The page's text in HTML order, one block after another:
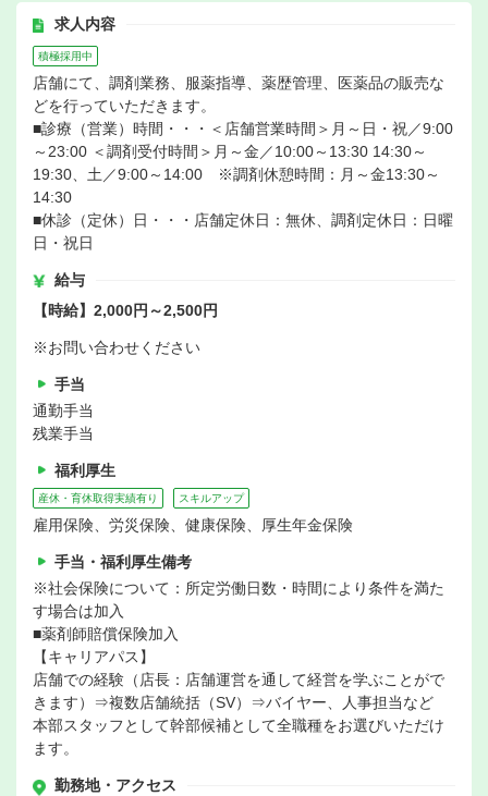
求人内容
積極採用中
店舗にて、調剤業務、服薬指導、薬歴管理、医薬品の販売な
どを行っていただきます。
■診療（営業）時間・・・＜店舗営業時間＞月～日・祝／9:00
～23:00 ＜調剤受付時間＞月～金／10:00～13:30 14:30～
19:30、土／9:00～14:00 ※調剤休憩時間：月～金13:30～
14:30
■休診（定休）日・・・店舗定休日：無休、調剤定休日：日曜
日・祝日
給与
【時給】2,000円～2,500円
※お問い合わせください
手当
通勤手当
残業手当
福利厚生
産休・育休取得実績有り スキルアップ
雇用保険、労災保険、健康保険、厚生年金保険
手当・福利厚生備考
※社会保険について：所定労働日数・時間により条件を満た
す場合は加入
■薬剤師賠償保険加入
【キャリアパス】
店舗での経験（店長：店舗運営を通して経営を学ぶことがで
きます）⇒複数店舗統括（SV）⇒バイヤー、人事担当など
本部スタッフとして幹部候補として全職種をお選びいただけ
ます。
勤務地・アクセス